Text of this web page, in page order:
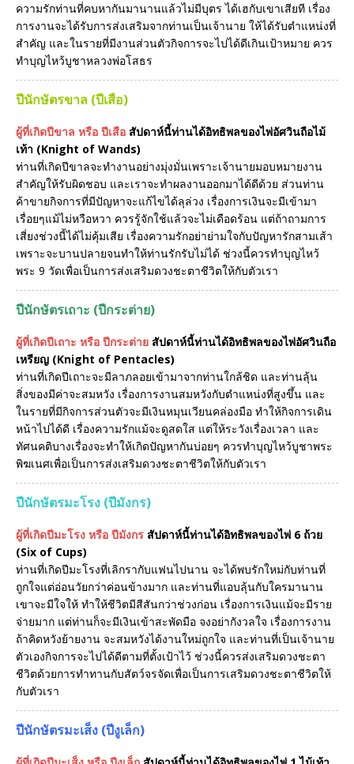
ความรักท่านที่คบหากันมานานแล้วไม่มีบุตร ได้เฮกับเขาเสียที เรื่อง
การงานจะได้รับการส่งเสริมจากท่านเป็นเจ้านาย ให้ได้รับตำแหน่งที่
สำคัญ และในรายที่มีงานส่วนตัวกิจการจะไปได้ดีเกินเป้าหมาย ควร
ทำบุญไหว้บูชาหลวงพ่อโสธร
ปีนักษัตรขาล (ปีเสือ)
ผู้ที่เกิดปีขาล หรือ ปีเสือ สัปดาห์นี้ท่านได้อิทธิพลของไพ่อัศวินถือไม้
เท้า (Knight of Wands)
ท่านที่เกิดปีขาลจะทำงานอย่างมุ่งมั่นเพราะเจ้านายมอบหมายงาน
สำคัญให้รับผิดชอบ และเราจะทำผลงานออกมาได้ดีด้วย ส่วนท่าน
ค้าขายกิจการที่มีปัญหาจะแก้ไขได้ลุล่วง เรื่องการเงินจะมีเข้ามา
เรื่อยๆแม้ไม่หวือหวา ควรรู้จักใช้แล้วจะไม่เดือดร้อน แต่ถ้าถามการ
เสี่ยงช่วงนี้ได้ไม่คุ้มเสีย เรื่องความรักอย่าย่ามใจกับปัญหารักสามเส้า
เพราะจะบานปลายจนทำให้ท่านรักรับไม่ได้ ช่วงนี้ควรทำบุญไหว้
พระ 9 วัดเพื่อเป็นการส่งเสริมดวงชะตาชีวิตให้กับตัวเรา
ปีนักษัตรเถาะ (ปีกระต่าย)
ผู้ที่เกิดปีเถาะ หรือ ปีกระต่าย สัปดาห์นี้ท่านได้อิทธิพลของไพ่อัศวินถือ
เหรียญ (Knight of Pentacles)
ท่านที่เกิดปีเถาะจะมีลาภลอยเข้ามาจากท่านใกล้ชิด และท่านลุ้น
สิ่งของมีค่าจะสมหวัง เรื่องการงานสมหวังกับตำแหน่งที่สูงขึ้น และ
ในรายที่มีกิจการส่วนตัวจะมีเงินหมุนเวียนคล่องมือ ทำให้กิจการเดิน
หน้าไปได้ดี เรื่องความรักแม้จะดูสดใส แต่ให้ระวังเรื่องเวลา และ
ทัศนคติบางเรื่องจะทำให้เกิดปัญหากันบ่อยๆ ควรทำบุญไหว้บูชาพระ
พิฆเนศเพื่อเป็นการส่งเสริมดวงชะตาชีวิตให้กับตัวเรา
ปีนักษัตรมะโรง (ปีมังกร)
ผู้ที่เกิดปีมะโรง หรือ ปีมังกร สัปดาห์นี้ท่านได้อิทธิพลของไพ่ 6 ถ้วย
(Six of Cups)
ท่านที่เกิดปีมะโรงที่เลิกรากับแฟนไปนาน จะได้พบรักใหม่กับท่านที่
ถูกใจแต่อ่อนวัยกว่าค่อนข้างมาก และท่านที่แอบลุ้นกับใครมานาน
เขาจะมีใจให้ ทำให้ชีวิตมีสีสันกว่าช่วงก่อน เรื่องการเงินแม้จะมีราย
จ่ายมาก แต่ท่านก็จะมีเงินเข้าสะพัดมือ จงอย่ากังวลใจ เรื่องการงาน
ถ้าคิดหวังย้ายงาน จะสมหวังได้งานใหม่ถูกใจ และท่านที่เป็นเจ้านาย
ตัวเองกิจการจะไปได้ดีตามที่ตั้งเป้าไว้ ช่วงนี้ควรส่งเสริมดวงชะตา
ชีวิตด้วยการทำทานกับสัตว์จรจัดเพื่อเป็นการเสริมดวงชะตาชีวิตให้
กับตัวเรา
ปีนักษัตรมะเส็ง (ปีงูเล็ก)